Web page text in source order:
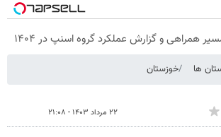
همراهی و گزارش عملکرد گروه اسنپ در ۱۴۰۴
ها خوزستان
۲۲ مرداد ۱۴۰۳ - ۲۱:۰۸